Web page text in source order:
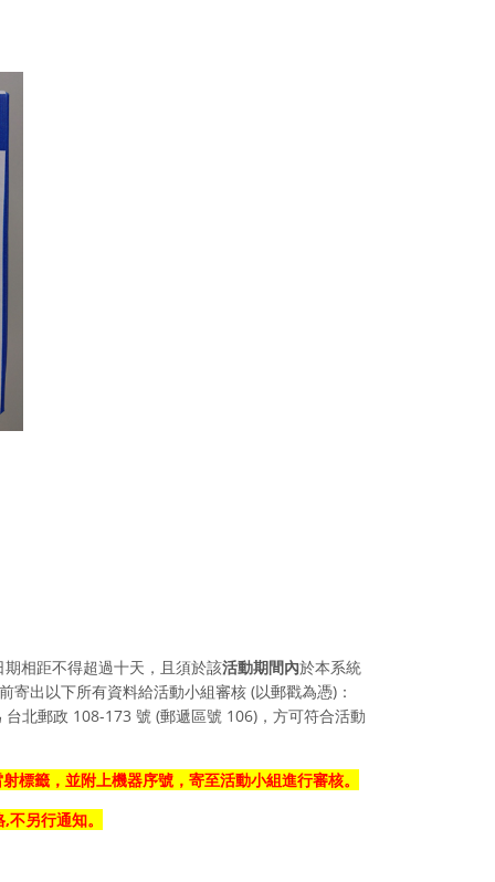
相距不得超過十天 ，且須於該活動期間內於本系統
出以下所有資料給活動小組審核 (以郵戳為憑)：
台北郵政 108-173 號 (郵遞區號 106) ，方可符合活動
標籤 ，並附上機器序號，寄至活動小組進行審核。
另行通知。